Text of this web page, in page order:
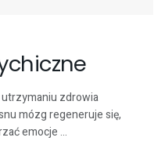
zdrowia
mózg regeneruje się,
emocje ...